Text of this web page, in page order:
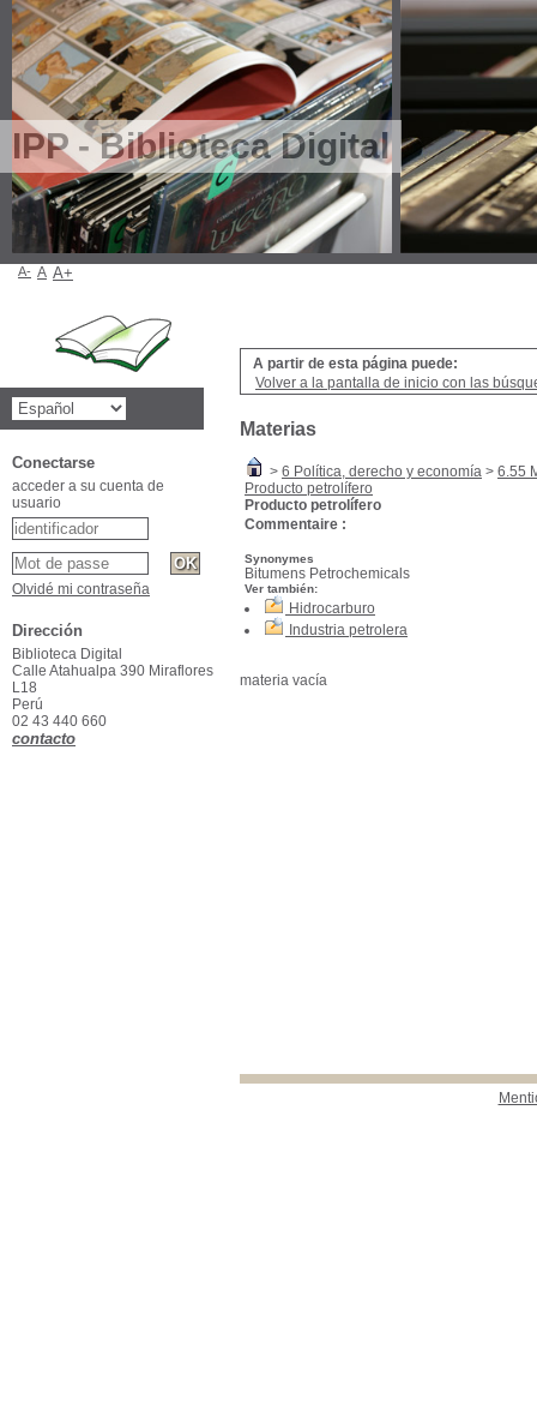
IPP - Biblioteca Digital
A partir de esta página puede:
Volver a la pantalla de inicio con las
Materias
> 6 Política, derecho y economía > 6.55
Producto petrolífero
Producto petrolífero
Commentaire :
Synonymes
Bitumens Petrochemicals
Ver también:
Hidrocarburo
Industria petrolera
materia vacía
A- A A+
Conectarse
acceder a su cuenta de
usuario
Olvidé mi contraseña
Dirección
Biblioteca Digital
Calle Atahualpa 390 Miraflores
L18
Perú
02 43 440 660
contacto